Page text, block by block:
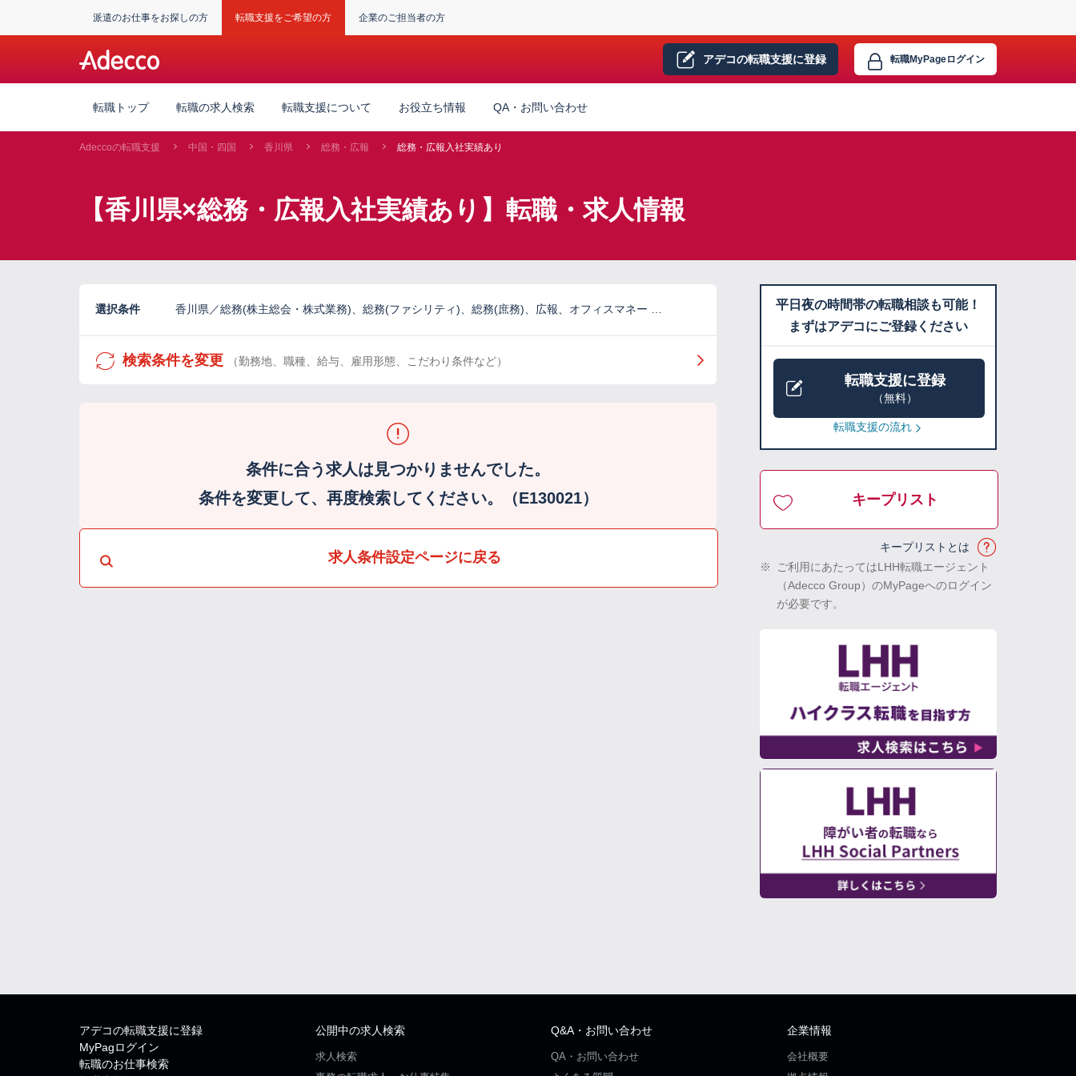
派遣のお仕事をお探しの方 転職支援をご希望の方 企業のご担当者の方
アデコの転職支援に登録 転職MyPageログイン
転職トップ 転職の求人検索 転職支援について お役立ち情報 QA・お問い合わせ
Adeccoの転職支援 中国・四国 香川県 総務・広報 総務・広報入社実績あり
【香川県×総務・広報入社実績あり】転職・求人情報
選択条件 香川県／総務(株主総会・株式業務)、総務(ファシリティ)、総務(庶務)、広報、オフィスマネー …
検索条件を変更 （勤務地、職種、給与、雇用形態、こだわり条件など）
条件に合う求人は見つかりませんでした。
条件を変更して、再度検索してください。（E130021）
求人条件設定ページに戻る
平日夜の時間帯の転職相談も可能！
まずはアデコにご登録ください
転職支援に登録
（無料）
転職支援の流れ
キープリスト
キープリストとは
※
ご利用にあたってはLHH転職エージェント
（Adecco Group）のMyPageへのログイン
が必要です。
アデコの転職支援に登録
MyPagログイン
転職のお仕事検索
公開中の求人検索
求人検索
Q&A・お問い合わせ
QA・お問い合わせ
企業情報
会社概要